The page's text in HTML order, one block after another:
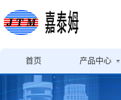
首页 产品中心